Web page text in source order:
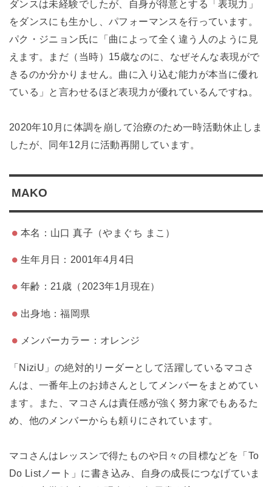
ダンスは未経験でしたが、自身が得意とする「表現力」
をダンスにも生かし、パフォーマンスを行っています。
パク・ジニョン氏に「曲によって全く違う人のように見
えます。まだ（当時）15歳なのに、なぜそんな表現がで
きるのか分かりません。曲に入り込む能力が本当に優れ
ている」と言わせるほど表現力が優れているんですね。
2020年10月に体調を崩して治療のため一時活動休止しま
したが、同年12月に活動再開しています。
MAKO
本名：山口 真子（やまぐち まこ）
生年月日：2001年4月4日
年齢：21歳（2023年1月現在）
出身地：福岡県
メンバーカラー：オレンジ
「NiziU」の絶対的リーダーとして活躍しているマコさ
んは、一番年上のお姉さんとしてメンバーをまとめてい
ます。また、マコさんは責任感が強く努力家でもあるた
め、他のメンバーからも頼りにされています。
マコさんはレッスンで得たものや日々の目標などを「To
Do Listノート」に書き込み、自身の成長につなげていま